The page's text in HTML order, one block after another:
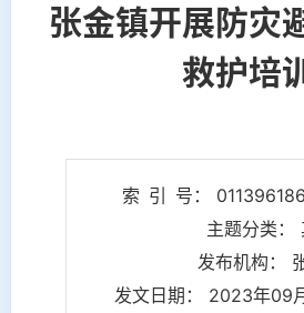
张金镇开展防灾
救护培
索 引 号：
主题分类：
发布机构：
发文日期： 2023年09